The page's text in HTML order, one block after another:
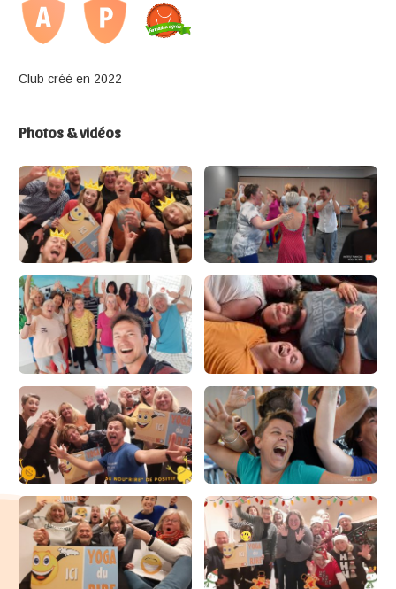
Club créé en 2022
Photos & vidéos